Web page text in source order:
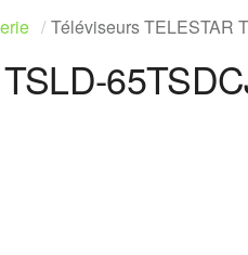
Téléviseurs TELESTAR